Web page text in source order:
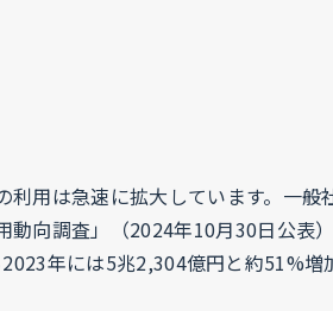
用は急速に拡大しています。一般
向調査」（2024年10月30日公表
年には5兆2,304億円と約51%増